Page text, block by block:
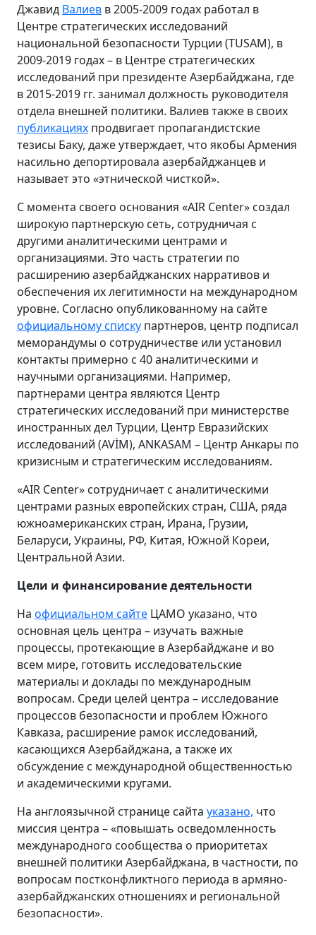
Джавид Валиев в 2005-2009 годах работал в
Центре стратегических исследований
национальной безопасности Турции (TUSAM), в
2009-2019 годах – в Центре стратегических
исследований при президенте Азербайджана, где
в 2015-2019 гг. занимал должность руководителя
отдела внешней политики. Валиев также в своих
публикациях продвигает пропагандистские
тезисы Баку, даже утверждает, что якобы Армения
насильно депортировала азербайджанцев и
называет это «этнической чисткой».
С момента своего основания «AIR Center» создал
широкую партнерскую сеть, сотрудничая с
другими аналитическими центрами и
организациями. Это часть стратегии по
расширению азербайджанских нарративов и
обеспечения их легитимности на международном
уровне. Согласно опубликованному на сайте
официальному списку партнеров, центр подписал
меморандумы о сотрудничестве или установил
контакты примерно с 40 аналитическими и
научными организациями. Например,
партнерами центра являются Центр
стратегических исследований при министерстве
иностранных дел Турции, Центр Евразийских
исследований (AVİM), ANKASAM – Центр Анкары по
кризисным и стратегическим исследованиям.
«AIR Center» сотрудничает с аналитическими
центрами разных европейских стран, США, ряда
южноамериканских стран, Ирана, Грузии,
Беларуси, Украины, РФ, Китая, Южной Кореи,
Центральной Азии.
Цели и финансирование деятельности
На официальном сайте ЦАМО указано, что
основная цель центра – изучать важные
процессы, протекающие в Азербайджане и во
всем мире, готовить исследовательские
материалы и доклады по международным
вопросам. Среди целей центра – исследование
процессов безопасности и проблем Южного
Кавказа, расширение рамок исследований,
касающихся Азербайджана, а также их
обсуждение с международной общественностью
и академическими кругами.
На англоязычной странице сайта указано, что
миссия центра – «повышать осведомленность
международного сообщества о приоритетах
внешней политики Азербайджана, в частности, по
вопросам постконфликтного периода в армяно-
азербайджанских отношениях и региональной
безопасности».